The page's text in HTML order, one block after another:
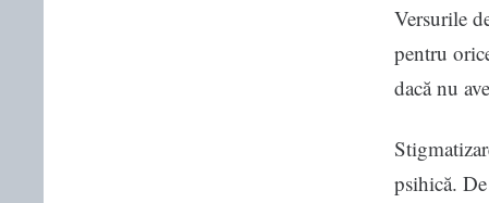
Versurile
pentru
dacă nu
psihică.